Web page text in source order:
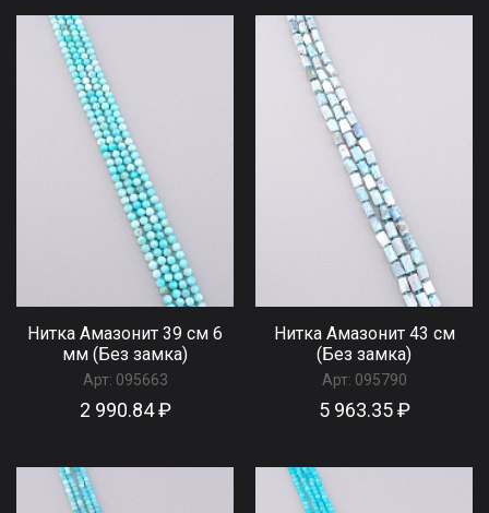
Нитка Амазонит 39 см 6
мм (Без замка)
Арт: 095663
2 990.84 ₽
Нитка Амазонит 43 см
(Без замка)
Арт: 095790
5 963.35 ₽